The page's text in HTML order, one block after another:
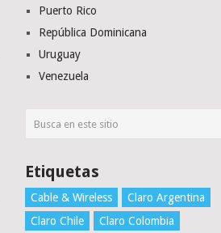
Puerto Rico
República Dominicana
Uruguay
Venezuela
Etiquetas
Cable & Wireless
Claro Argentina
Claro Chile
Claro Colombia